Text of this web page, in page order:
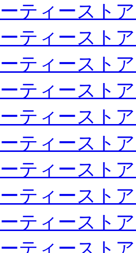
ティースト
ティースト
ティースト
ティースト
ティースト
ティースト
ティースト
ティースト
ティースト
ティースト